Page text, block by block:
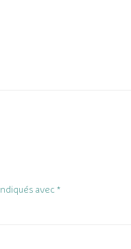
avec *